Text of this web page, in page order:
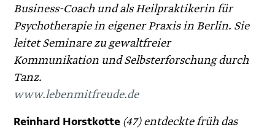
Business-Coach und als Heilpraktikerin für
Psychotherapie in eigener Praxis in Berlin. Sie
leitet Seminare zu gewaltfreier
Kommunikation und Selbsterforschung durch
Tanz.
www.lebenmitfreude.de
Reinhard Horstkotte (47) entdeckte früh das